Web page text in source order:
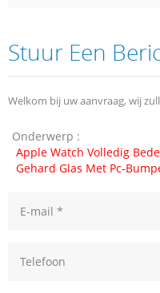
Stuur Een
Welkom bij uw aanvraag, wij
Onderwerp :
Apple Watch Volledig
Gehard Glas Met Pc-